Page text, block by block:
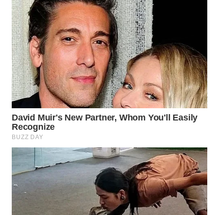
WN
LABUANBAJO
WN
BORNEO
Wahana
Media
Group
WAHANA
NEWS
WAHANA
TANI
WAHANA